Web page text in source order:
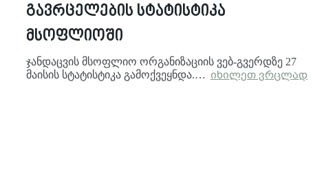
გავრცელების სტატისტიკა
მსოფლიოში
ჯანდაცვის მსოფლიო ორგანიზაციის ვებ-გვერდზე 27
მაისის სტატისტიკა გამოქვეყნდა.… იხილეთ ვრცლად